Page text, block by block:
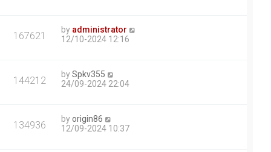
167621 by administrator
12/10-2024 12:16
144212 bySpkv355
24/09-2024 22:04
134936 byorigin86
12/09-2024 10:37